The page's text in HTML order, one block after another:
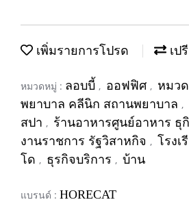
เพิ่มรายการโปรด เป
หมวดหมู่ : ลอบบี้ , ออฟฟิศ , หมว
พยาบาล คลีนิก สถานพยาบาล ,
สปา , ร้านอาหารศูนย์อาหาร ธุ
งานราชการ รัฐวิสาหกิจ , โรงเ
โด , ธุรกิจบริการ , บ้าน
แบรนด์ : HORECAT